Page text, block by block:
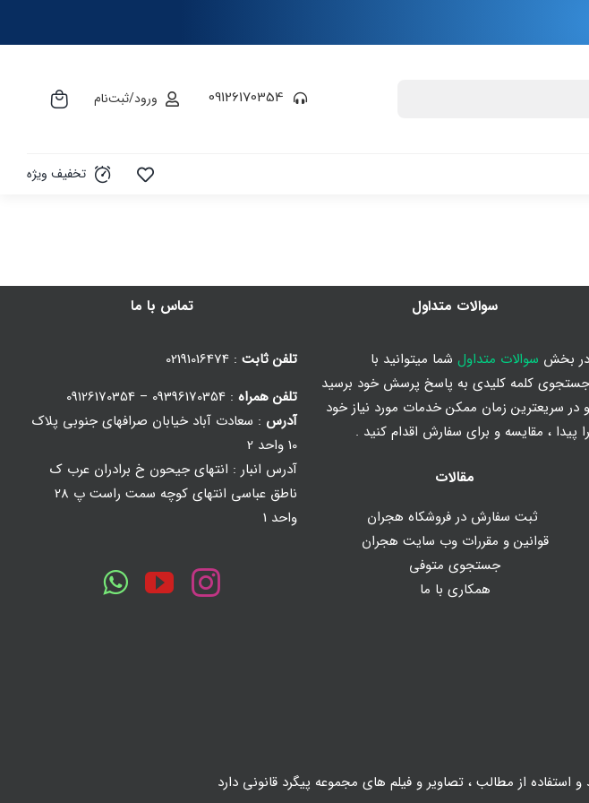
09126170354 ورود/ثبت‌نام
تخفیف ویژه
سوالات متداول
در بخش سوالات متداولشما میتوانید با
جستجوی کلمه کلیدی به پاسخ پرسش خود برسید
و در سریعترین زمان ممکن خدمات مورد نیاز خود
را پیدا ، مقایسه و برای سفارش اقدام کنید .
مقالات
ثبت سفارش در فروشکاه هجران
قوانین و مقررات وب سایت هجران
جستجوی متوفی
همکاری با ما
تماس با ما
تلفن ثابت : 02191016474
تلفن همراه : 09396170354 – 09126170354
آدرس : سعادت آباد خیابان صرافهای جنوبی پلاک
10 واحد 2
آدرس انبار : انتهای جیحون خ برادران عرب ک
ناطق عباسی انتهای کوچه سمت راست پ 28
واحد 1
استفاده از مطالب ، تصاویر و فیلم های مجموعه پیگرد قانونی دارد